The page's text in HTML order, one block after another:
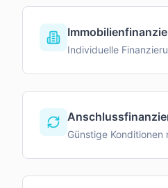
Individuelle
Günstige